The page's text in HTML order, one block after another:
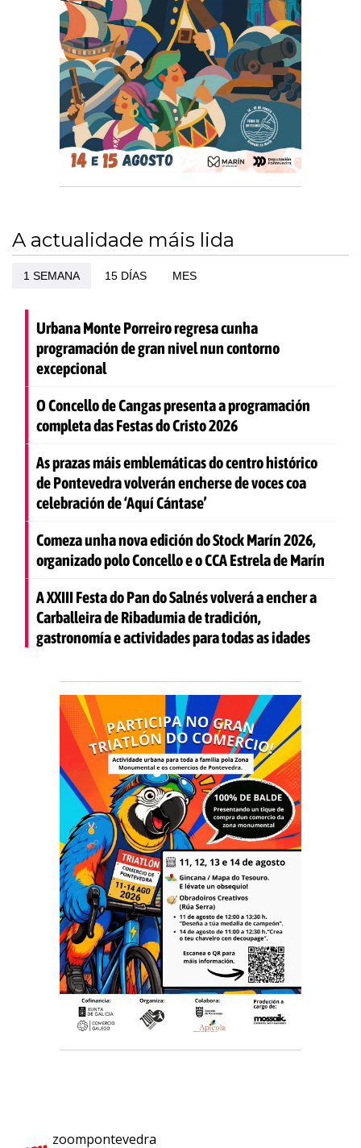
A actualidade máis lida
1 SEMANA 15 DÍAS MES
Urbana Monte Porreiro regresa cunha
programación de gran nivel nun contorno
excepcional
O Concello de Cangas presenta a programación
completa das Festas do Cristo 2026
As prazas máis emblemáticas do centro histórico
de Pontevedra volverán encherse de voces coa
celebración de ‘Aquí Cántase’
Comeza unha nova edición do Stock Marín 2026,
organizado polo Concello e o CCA Estrela de Marín
A XXIII Festa do Pan do Salnés volverá a encher a
Carballeira de Ribadumia de tradición,
gastronomía e actividades para todas as idades
zoompontevedra